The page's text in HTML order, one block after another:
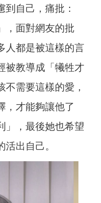
自己，痛批：
，面對網友的批
人都是被這樣的言
被教導成「犧牲才
不需要這樣的愛，
，才能夠讓他了
」，最後她也希望
出自己。